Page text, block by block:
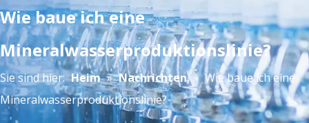
Wie baue ich eine
Mineralwasserproduktionslinie?
Sie sind hier: Heim » Nachrichten » Wie baue ich eine
Mineralwasserproduktionslinie?